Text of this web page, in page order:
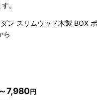
。
ン スリムウッド木製 BOX
ら
～7,980円